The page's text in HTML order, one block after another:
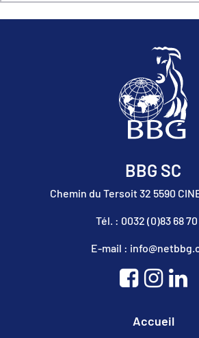
BBG SC
Chemin du Tersoit 32 5590
Tél. : 0032 (0)83 68
E-mail :
Accueil